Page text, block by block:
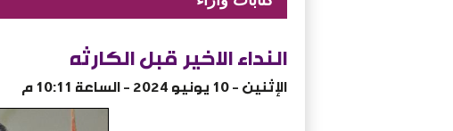
النداء الاخير قبل الكارثه
الإثنين - 10 يونيو 2024 - الساعة 10:11 م